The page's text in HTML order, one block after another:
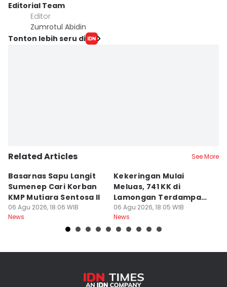
Editorial Team
Editor
Zumrotul Abidin
Tonton lebih seru di
Related Articles See More
Basarnas Sapu Langit
Sumenep Cari Korban
KMP Mutiara Sentosa II
06 Agu 2026, 18:06 WIB
News
Kekeringan Mulai
Meluas, 741 KK di
Lamongan Terdampak
Krisis Air
06 Agu 2026, 18:05 WIB
News